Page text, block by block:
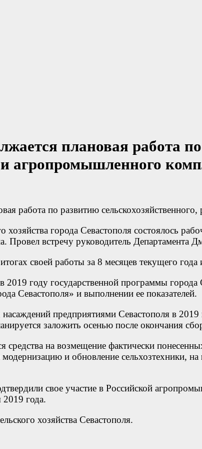
плановая работа
агропромышленного
хозяйства города Севастополя состоялось
Провел встречу руководитель Департамента
своей работы за 8 месяцев текущего
2019 году государственной программы города
Севастополя» и выполнении ее показателей.
предприятиями Севастополя в
заложить осенью после окончания
средства на возмещение фактически
и обновление сельхозтехники,
свое участие в Российской
года.
хозяйства Севастополя.